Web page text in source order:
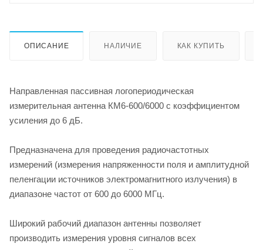
ОПИСАНИЕ НАЛИЧИЕ КАК КУПИТЬ
Направленная пассивная логопериодическая
измерительная антенна КМ6-600/6000 с коэффициентом
усиления до 6 дБ.
Предназначена для проведения радиочастотных
измерений (измерения напряженности поля и амплитудной
пеленгации источников электромагнитного излучения) в
диапазоне частот от 600 до 6000 МГц.
Широкий рабочий диапазон антенны позволяет
производить измерения уровня сигналов всех